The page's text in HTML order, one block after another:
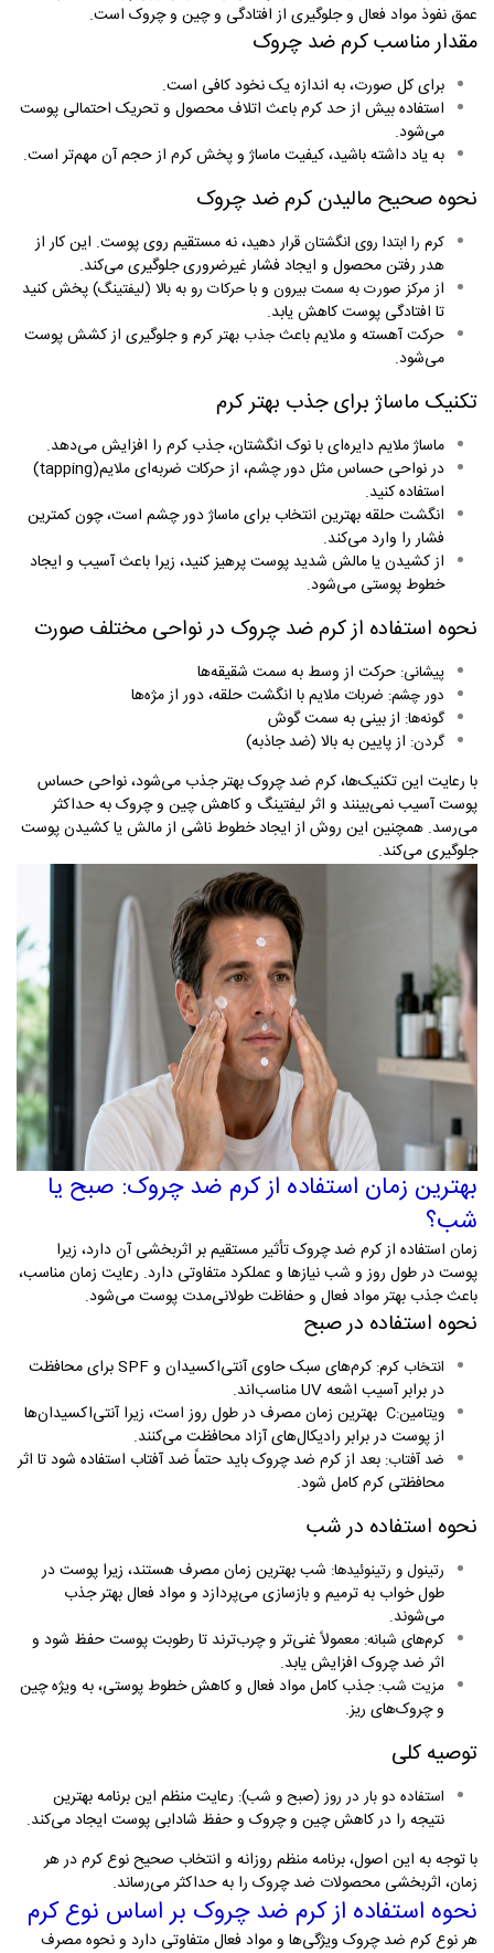
عمق نفوذ مواد فعال و جلوگیری از افتادگی و چین و چروک است.
مقدار مناسب کرم ضد چروک
برای کل صورت، به اندازه یک نخود کافی است.
استفاده بیش از حد کرم باعث اتلاف محصول و تحریک احتمالی پوست
می‌شود.
به یاد داشته باشید، کیفیت ماساژ و پخش کرم از حجم آن مهم‌تر است.
نحوه صحیح مالیدن کرم ضد چروک
کرم را ابتدا روی انگشتان قرار دهید، نه مستقیم روی پوست. این کار از
هدر رفتن محصول و ایجاد فشار غیرضروری جلوگیری می‌کند.
ازمرکز صورت به سمت بیرون و باحرکات رو به بالا (لیفتینگ)پخش کنید
تا افتادگی پوست کاهش یابد.
حرکت آهسته و ملایم باعثجذب بهتر کرم و جلوگیری از کشش پوست
می‌شود.
تکنیک ماساژ برای جذب بهتر کرم
ماساژ ملایم دایره‌ای با نوک انگشتان، جذب کرم را افزایش می‌دهد.
در نواحی حساس مثل دور چشم، از حرکات ضربه‌ای ملایم(tapping)
استفاده کنید.
انگشت حلقه بهترین انتخاب برای ماساژ دور چشم است، چون کمترین
فشار را وارد می‌کند.
از کشیدن یا مالش شدید پوست پرهیز کنید، زیرا باعث آسیب و ایجاد
خطوط پوستی می‌شود.
نحوه استفاده از کرم ضد چروک در نواحی مختلف صورت
پیشانی: حرکت از وسط به سمت شقیقه‌ها
دور چشم: ضربات ملایم با انگشت حلقه، دور از مژه‌ها
گونه‌ها: از بینی به سمت گوش
گردن: از پایین به بالا (ضد جاذبه)
با رعایت این تکنیک‌ها، کرم ضد چروک بهتر جذب می‌شود، نواحی حساس
پوست آسیب نمی‌بینند و اثر لیفتینگ و کاهش چین و چروک به حداکثر
می‌رسد. همچنین این روش از ایجاد خطوط ناشی از مالش یا کشیدن پوست
جلوگیری می‌کند.
بهترین زمان استفاده از کرم ضد چروک: صبح یا
شب؟
زمان استفاده از کرم ضد چروک تأثیر مستقیم بر اثربخشی آن دارد، زیرا
پوست در طول روز و شب نیازها و عملکرد متفاوتی دارد. رعایت زمان مناسب،
باعث جذب بهتر مواد فعال و حفاظت طولانی‌مدت پوست می‌شود.
نحوه استفاده در صبح
انتخاب کرم: کرم‌های سبک حاوی آنتی‌اکسیدان وSPFبرای محافظت
در برابر آسیب اشعهUVمناسب‌اند.
ویتامینC: بهترین زمان مصرف در طول روز است، زیرا آنتی‌اکسیدان‌ها
از پوست در برابر رادیکال‌های آزاد محافظت می‌کنند.
ضد آفتاب: بعد از کرم ضد چروک باید حتماً ضد آفتاب استفاده شود تا اثر
محافظتی کرم کامل شود.
نحوه استفاده در شب
رتینول و رتینوئیدها: شب بهترین زمان مصرف هستند، زیرا پوست در
طول خواب به ترمیم و بازسازی می‌پردازد و مواد فعال بهتر جذب
می‌شوند.
کرم‌های شبانه: معمولاً غنی‌تر و چرب‌ترند تا رطوبت پوست حفظ شود و
اثر ضد چروک افزایش یابد.
مزیت شب:جذب کامل مواد فعال و کاهش خطوط پوستی، به ویژه چین
و چروک‌های ریز.
توصیه کلی
استفاده دو بار در روز (صبح و شب): رعایت منظم این برنامه بهترین
نتیجه را در کاهش چین و چروک و حفظ شادابی پوست ایجاد می‌کند.
با توجه به این اصول، برنامه منظم روزانه و انتخاب صحیح نوع کرم در هر
زمان، اثربخشی محصولات ضد چروک را به حداکثر می‌رساند.
نحوه استفاده از کرم ضد چروک بر اساس نوع کرم
هر نوع کرم ضد چروک ویژگی‌ها و مواد فعال متفاوتی دارد و نحوه مصرف